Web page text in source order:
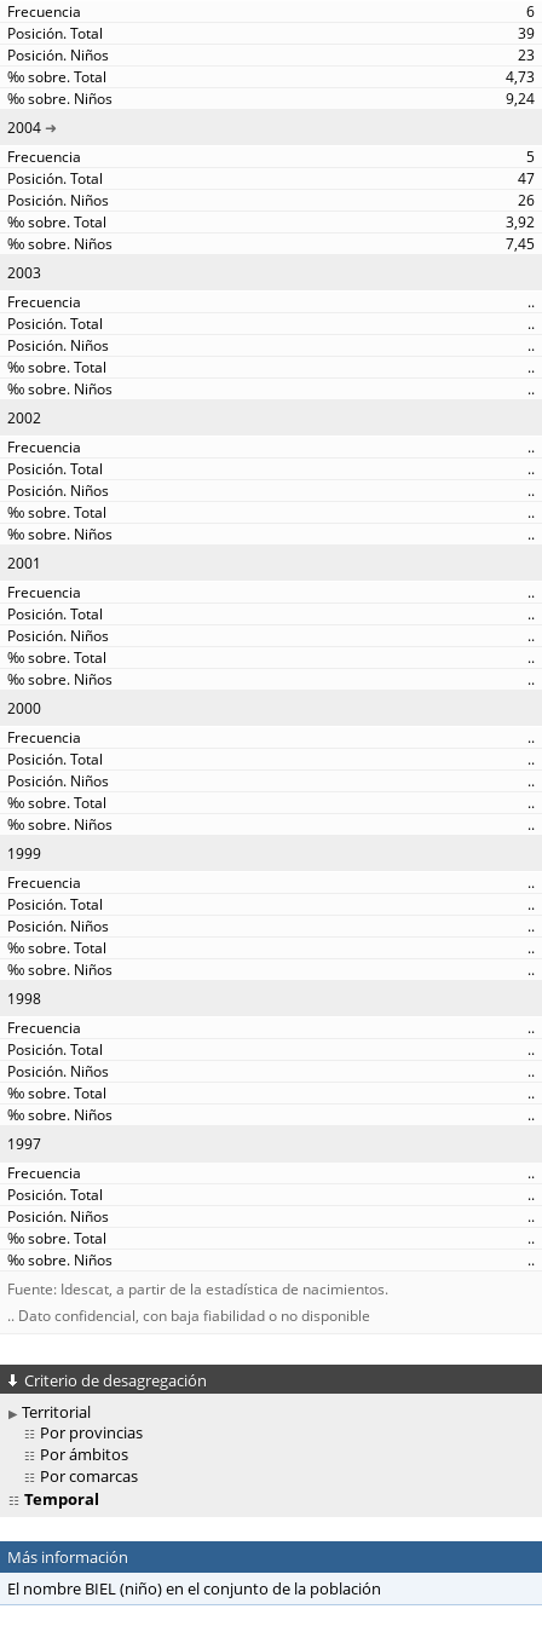
6
39
23
4,73
9,24
2004
5
47
26
3,92
7,45
2003
..
..
..
..
..
2002
..
..
..
..
..
2001
..
..
..
..
..
2000
..
..
..
..
..
1999
..
..
..
..
..
1998
..
..
..
..
..
1997
..
..
..
..
..
Fuente: Idescat, a partir de la estadística de nacimientos.
.. Dato confidencial, con baja fiabilidad o no disponible
Criterio de desagregación
Territorial
Por provincias
Por ámbitos
Por comarcas
Temporal
Más información
El nombre BIEL (niño) en el conjunto de la población